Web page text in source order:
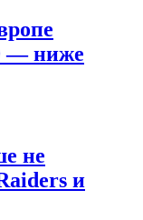
— ниже
не
и